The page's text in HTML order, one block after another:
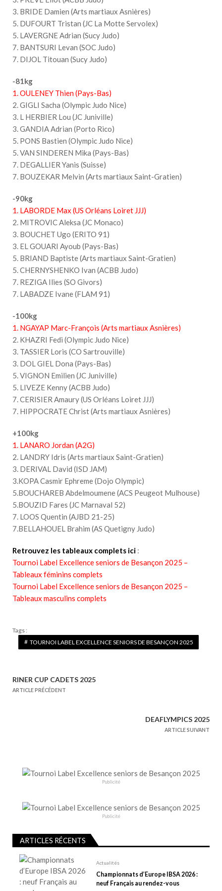
3. BRIDE Damien (Arts martiaux Asnières)
5. DUFOURT Tristan (JC La Motte Servolex)
5. LAVERGNE Adrian (Sucy Judo)
7. BANTSURI Levan (SOC Judo)
7. DIJOL Titouan (Sucy Judo)
-81kg
1. OULENEY Thien (Pays-Bas)
2. GIGLI Sacha (Olympic Judo Nice)
3. L HERBIER Lou (JC Juniville)
3. GANDIA Adrian (Porto Rico)
5. PONS Bastien (Olympic Judo Nice)
5. VAN SINDEREN Mika (Pays-Bas)
7. DEGALLIER Yanis (Suisse)
7. BOUZEKAR Melvin (Arts martiaux Saint-Gratien)
-90kg
1. LABORDE Max (US Orléans Loiret JJJ)
2. MITROVIC Aleksa (JC Monaco)
3. BOUCHET Ugo (ERITO 91)
3. EL GOUARI Ayoub (Pays-Bas)
5. BRIAND Baptiste (Arts martiaux Saint-Gratien)
5. CHERNYSHENKO Ivan (ACBB Judo)
7. REZIGA Ilies (SO Givors)
7. LABADZE Ivane (FLAM 91)
-100kg
1. NGAYAP Marc-François (Arts martiaux Asnières)
2. KHAZRI Fedi (Olympic Judo Nice)
3. TASSIER Loris (CO Sartrouville)
3. DOL GIEL Dona (Pays-Bas)
5. VIGNON Emilien (JC Juniville)
5. LIVEZE Kenny (ACBB Judo)
7. CERISIER Amaury (US Orléans Loiret JJJ)
7. HIPPOCRATE Christ (Arts martiaux Asnières)
+100kg
1. LANARO Jordan (A2G)
2. LANDRY Idris (Arts martiaux Saint-Gratien)
3. DERIVAL David (ISD JAM)
3.KOPA Casmir Ephreme (Dojo Olympic)
5.BOUCHAREB Abdelmoumene (ACS Peugeot Mulhouse)
5.BOUZID Fares (JC Marnaval 52)
7. LOOS Quentin (AJBD 21-25)
7.BELLAHOUEL Brahim (AS Quetigny Judo)
Retrouvez les tableaux complets ici :
Tournoi Label Excellence seniors de Besançon 2025 –
Tableaux féminins complets
Tournoi Label Excellence seniors de Besançon 2025 –
Tableaux masculins complets
Tags :
TOURNOI LABEL EXCELLENCE SENIORS DE BESANÇON 2025
N
RINER CUP CADETS 2025
ARTICLE PRÉCÉDENT
DEAFLYMPICS 2025
ARTICLE SUIVANT
Publicité
Publicité
ARTICLES RÉCENTS
Actualités
Championnats d’Europe IBSA 2026 :
neuf Français au rendez-vous